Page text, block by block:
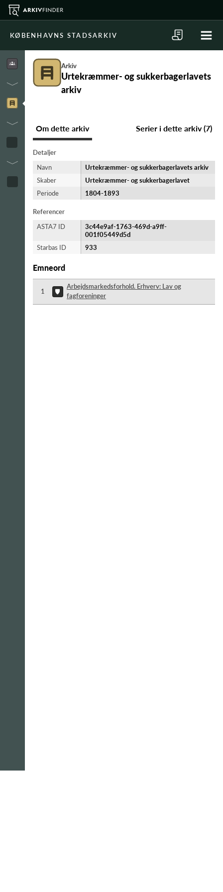
KØBENHAVNS STADSARKIV
Arkiv
Urtekræmmer- og sukkerbagerlavets
arkiv
Om dette arkiv Serier i dette arkiv (7)
Detaljer
Navn
Urtekræmmer- og sukkerbagerlavets arkiv
Skaber
Urtekræmmer- og sukkerbagerlavet
Periode
1804-​1893
Referencer
ASTA7 ID
3c44e9af-1763-469d-a9ff-
001f05449d5d
Starbas ID
933
Emneord
1
Arbejdsmarkedsforhold. Erhverv: Lav og
fagforeninger